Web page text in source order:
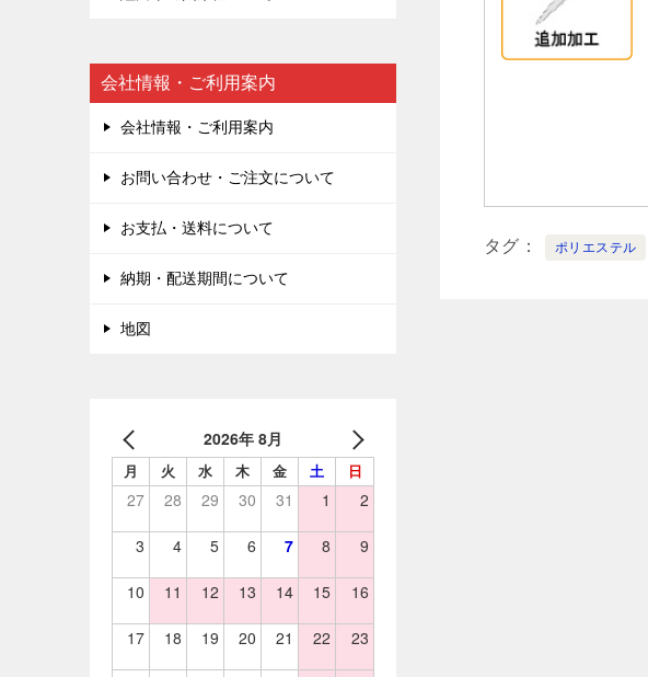
タグ ポリエステル
会社情報・ご利用案内
会社情報・ご利用案内
お問い合わせ・ご注文について
お支払・送料について
納期・配送期間について
地図
2026年 8月
月 火 水 木 金 土 日
27 28 29 30 31 1 2
3 4 5 6 7 8 9
10 11 12 13 14 15 16
17 18 19 20 21 22 23